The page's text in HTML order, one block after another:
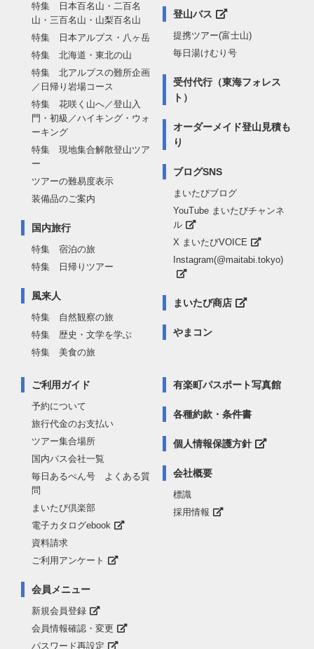
特集 日本百名山・二百名
山・三百名山・山梨百名山
特集 日本アルプス・八ヶ岳
特集 北海道・東北の山
特集 北アルプスの難所企画
／日帰り岩場コース
特集 花咲く山へ／登山入
門・初級／ハイキング・ウォ
ーキング
特集 現地集合解散登山ツア
ー
ツアーの難易度表示
装備品のご案内
国内旅行
特集 宿泊の旅
特集 日帰りツアー
風来人
特集 自然観察の旅
特集 歴史・文学を学ぶ
特集 美食の旅
登山バス
提携ツアー(富士山)
毎日湯けむり号
受付代行（東海フォレス
ト）
オーダーメイド登山見積も
り
ブログSNS
まいたびブログ
YouTube まいたびチャンネ
ル
X まいたびVOICE
Instagram(@maitabi.tokyo)
まいたび商店
やまコン
ご利用ガイド
予約について
旅行代金のお支払い
ツアー集合場所
国内バス会社一覧
毎日あるぺん号 よくある質
問
まいたび倶楽部
電子カタログebook
資料請求
ご利用アンケート
会員メニュー
新規会員登録
会員情報確認・変更
パスワード再設定
有楽町パスポート写真館
各種約款・条件書
個人情報保護方針
会社概要
標識
採用情報